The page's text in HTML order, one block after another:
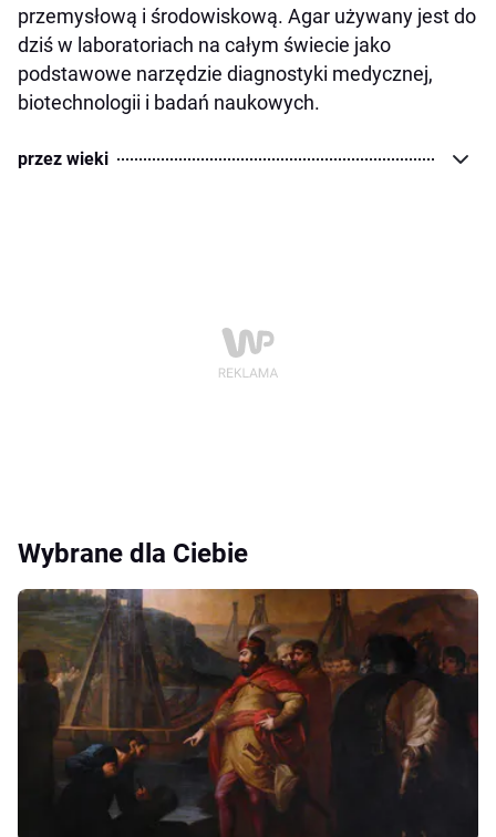
przemysłową i środowiskową. Agar używany jest do
dziś w laboratoriach na całym świecie jako
podstawowe narzędzie diagnostyki medycznej,
biotechnologii i badań naukowych.
przez wieki
Wybrane dla Ciebie